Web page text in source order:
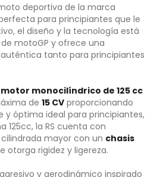
deportiva de la marca
para principiantes que le
el diseño y la tecnología está
motoGP y ofrece una
tanto para principiantes
motor monocilíndrico de 125 cc
de 15 CV proporcionando
y óptima ideal para principiantes,
125cc, la RS cuenta con
mayor con un chasis
otorga rigidez y ligereza.
y aerodinámico inspirado